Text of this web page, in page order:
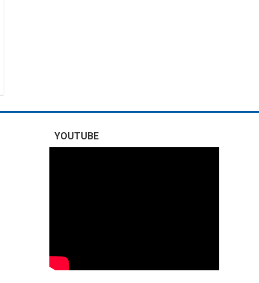
YOUTUBE